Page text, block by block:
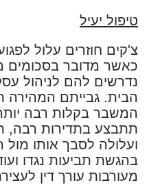
טיפול יעיל
צ'קים חוזרים עלול
כאשר מדובר בסכומים
נדרשים להם לניהול
הבית. גבייתם המהירה
המשבר בקלות רבה
תתבצע בתדירות רבה,
ועלולה לסבך אותו מול
בהגשת תביעות נגדו
מעורבות עורך דין